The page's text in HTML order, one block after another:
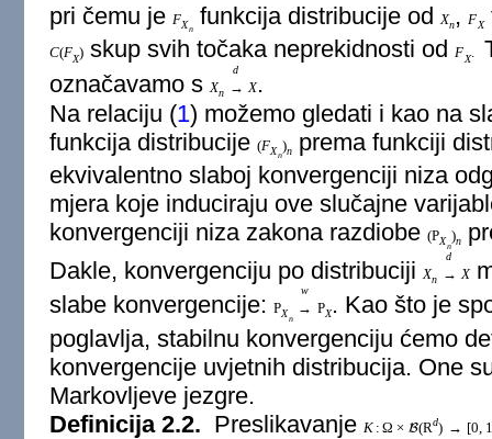
pri čemu je FXn
funkcija distribucije od Xn, FX
C(FX) skup svih točaka neprekidnosti odFX.
označavamo s Xn
d
→ X.
Na relaciju (1) možemo gledati i kao na
funkcija distribucije (FXn
)n
prema funkciji
ekvivalentno slaboj konvergenciji niza
mjera koje induciraju ove slučajne
konvergenciji niza zakona razdiobe (PXn
)n
Dakle, konvergenciju po distribuciji Xn
d
→ X
slabe konvergencije: PXn
w
→ PX. Kao što je
poglavlja, stabilnu konvergenciju ćemo
konvergencije uvjetnih distribucija. One
Markovljeve jezgre.
Definicija 2.2. Preslikavanje K : Ω × B(Rd) → [0 1